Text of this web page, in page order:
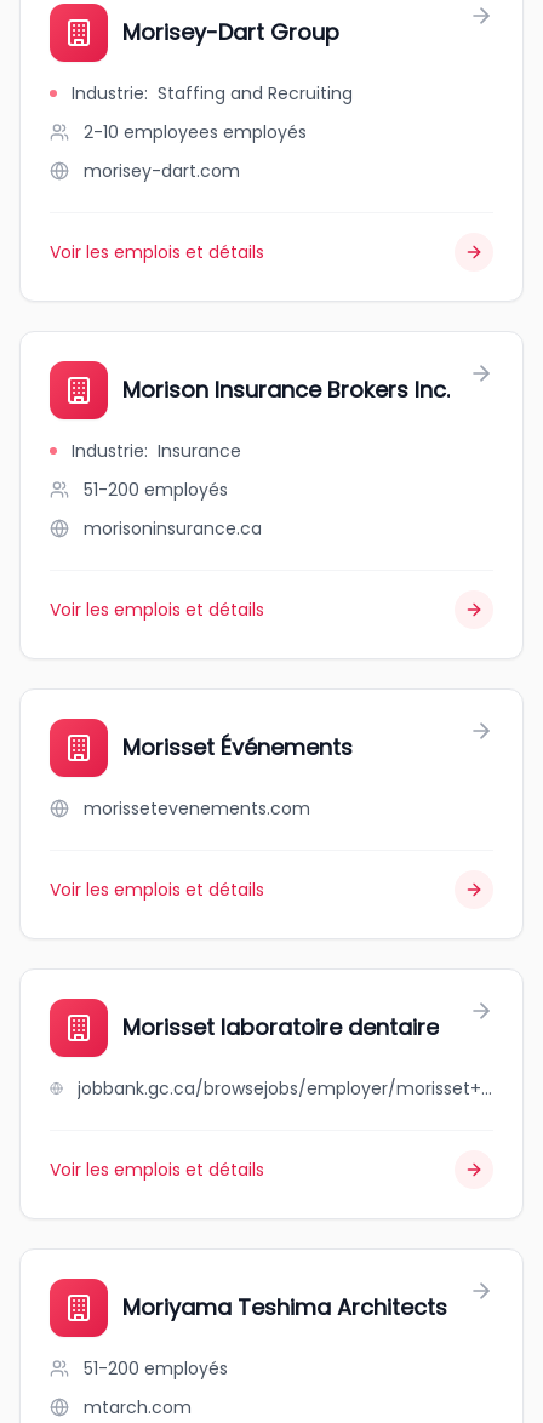
Morisey-Dart Group
Industrie: Staffing and Recruiting
2-10 employees employés
morisey-dart.com
Voir les emplois et détails
Morison Insurance Brokers Inc.
Industrie: Insurance
51-200 employés
morisoninsurance.ca
Voir les emplois et détails
Morisset Événements
morissetevenements.com
Voir les emplois et détails
Morisset laboratoire dentaire
jobbank.gc.ca/browsejobs/employer/morisset+laboratoire+dentaire/ca
Voir les emplois et détails
Moriyama Teshima Architects
51-200 employés
mtarch.com